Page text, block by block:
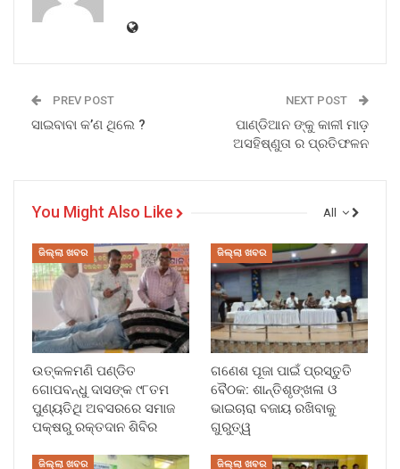
PREV POST
ସାଇବାବା କ’ଣ ଥିଲେ ?
NEXT POST
ପାଣ୍ଡିଆନ ଙ୍କୁ କାଳୀ ମାଡ଼
ଅସହିଷ୍ଣୁତା ର ପ୍ରତିଫଳନ
All
You Might Also Like
ଜିଲ୍ଲା ଖବର
ଉତ୍କଳମଣି ପଣ୍ଡିତ
ଗୋପବନ୍ଧୁ ଦାସଙ୍କ ୯୮ତମ
ପୁଣ୍ୟତିଥି ଅବସରରେ ସମାଜ
ପକ୍ଷରୁ ରକ୍ତଦାନ ଶିବିର
ଜିଲ୍ଲା ଖବର
ଗଣେଶ ପୂଜା ପାଇଁ ପ୍ରସ୍ତୁତି
ବୈଠକ: ଶାନ୍ତିଶୃଙ୍ଖଳା ଓ
ଭାଇଚାରା ବଜାୟ ରଖିବାକୁ
ଗୁରୁତ୍ୱ
ଜିଲ୍ଲା ଖବର ଜିଲ୍ଲା ଖବର